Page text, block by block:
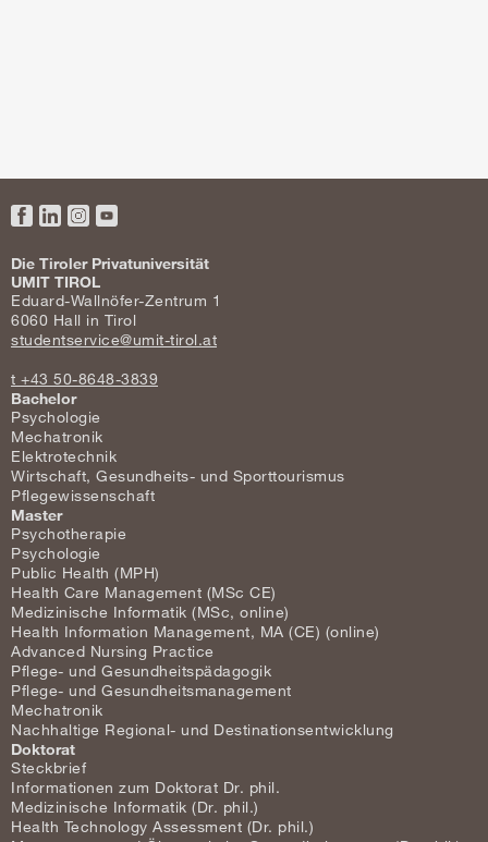
Die Tiroler Privatuniversität
UMIT TIROL
Eduard-Wallnöfer-Zentrum 1
6060 Hall in Tirol
studentservice@umit-tirol.at
t +43 50-8648-3839
Bachelor
Psychologie
Mechatronik
Elektrotechnik
Wirtschaft, Gesundheits- und Sporttourismus
Pflegewissenschaft
Master
Psychotherapie
Psychologie
Public Health (MPH)
Health Care Management (MSc CE)
Medizinische Informatik (MSc, online)
Health Information Management, MA (CE) (online)
Advanced Nursing Practice
Pflege- und Gesundheitspädagogik
Pflege- und Gesundheitsmanagement
Mechatronik
Nachhaltige Regional- und Destinationsentwicklung
Doktorat
Steckbrief
Informationen zum Doktorat Dr. phil.
Medizinische Informatik (Dr. phil.)
Health Technology Assessment (Dr. phil.)